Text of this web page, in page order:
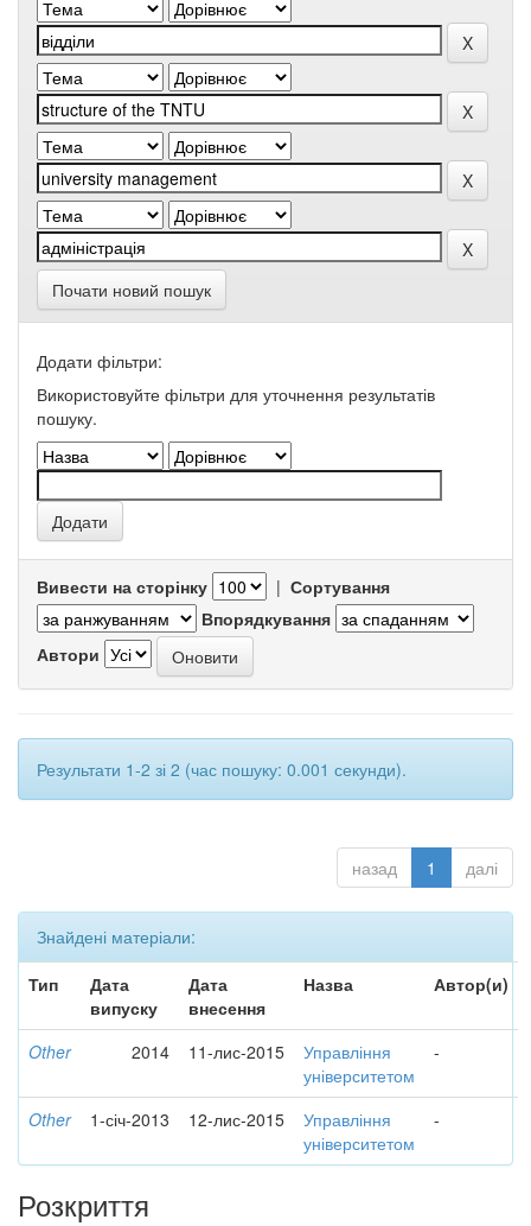
Почати новий пошук
Додати фільтри:
Використовуйте фільтри для уточнення результатів
пошуку.
Вивести на сторінку | Сортування
Впорядкування
Автори
Результати 1-2 зі 2 (час пошуку: 0.001 секунди).
назад 1 далі
Знайдені матеріали:
Тип
Дата
випуску
Дата
внесення
Назва Автор(и)
Other 2014 11-лис-2015
Управління
університетом
-
Other 1-січ-2013 12-лис-2015
Управління
університетом
-
Розкриття